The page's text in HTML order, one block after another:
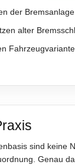
der Bremsanlage
alter
sind keine
Genau